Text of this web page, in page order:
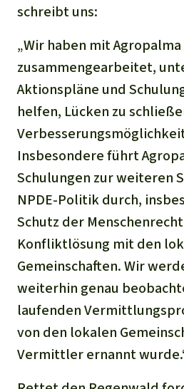
schreibt uns:
„Wir haben mit Agropalma
zusammengearbeitet,
Aktionspläne und
helfen, Lücken zu
Insbesondere führt
Schulungen zur weiteren
NPDE-Politik durch,
Schutz der
Konfliktlösung mit den
Gemeinschaften. Wir
weiterhin genau
laufenden
von den lokalen
Vermittler ernannt